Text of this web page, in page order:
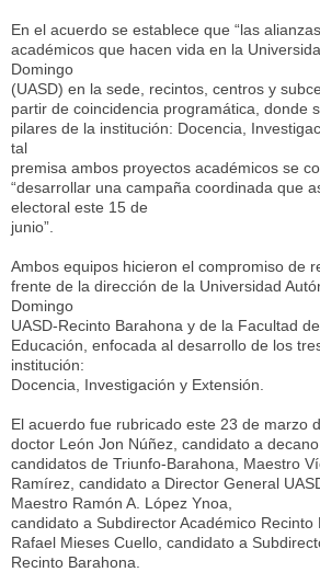
En el acuerdo se establece que “las
académicos que hacen vida en la
Domingo
(UASD) en la sede, recintos, centros y
partir de coincidencia programática, donde
pilares de la institución: Docencia,
tal
premisa ambos proyectos académicos se
“desarrollar una campaña coordinada que
electoral este 15 de
junio”.
Ambos equipos hicieron el compromiso de
frente de la dirección de la Universidad
Domingo
UASD-Recinto Barahona y de la Facultad
Educación, enfocada al desarrollo de los
institución:
Docencia, Investigación y Extensión.
El acuerdo fue rubricado este 23 de marzo
doctor León Jon Núñez, candidato a
candidatos de Triunfo-Barahona, Maestro
Ramírez, candidato a Director General
Maestro Ramón A. López Ynoa,
candidato a Subdirector Académico
Rafael Mieses Cuello, candidato a
Recinto Barahona.